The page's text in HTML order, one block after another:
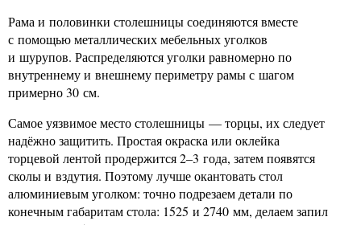
Рама и половинки столешницы соединяются вместе
с помощью металлических мебельных уголков
и шурупов. Распределяются уголки равномерно по
внутреннему и внешнему периметру рамы с шагом
примерно 30 см.
Самое уязвимое место столешницы — торцы, их следует
надёжно защитить. Простая окраска или оклейка
торцевой лентой продержится 2–3 года, затем появятся
сколы и вздутия. Поэтому лучше окантовать стол
алюминиевым уголком: точно подрезаем детали по
конечным габаритам стола: 1525 и 2740 мм, делаем запил